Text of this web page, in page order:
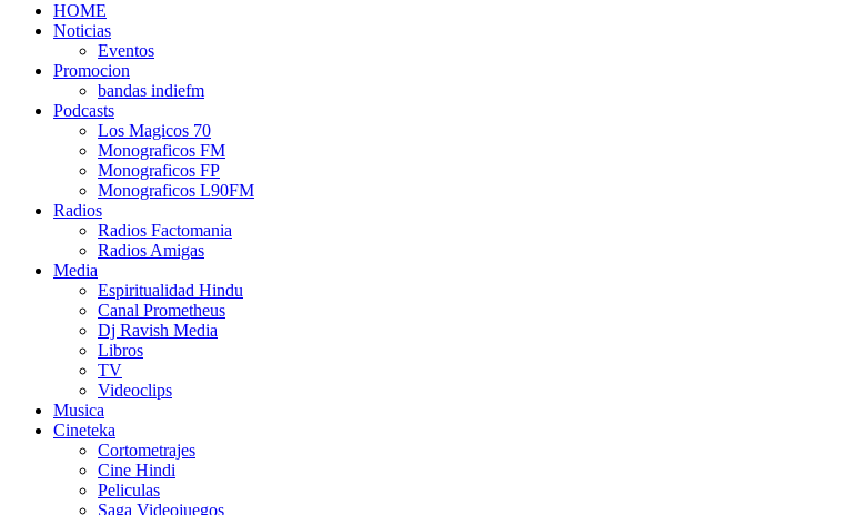
HOME
Noticias
Eventos
Promocion
bandas indiefm
Podcasts
Los Magicos 70
Monograficos FM
Monograficos FP
Monograficos L90FM
Radios
Radios Factomania
Radios Amigas
Media
Espiritualidad Hindu
Canal Prometheus
Dj Ravish Media
Libros
TV
Videoclips
Musica
Cineteka
Cortometrajes
Cine Hindi
Peliculas
Saga Videojuegos